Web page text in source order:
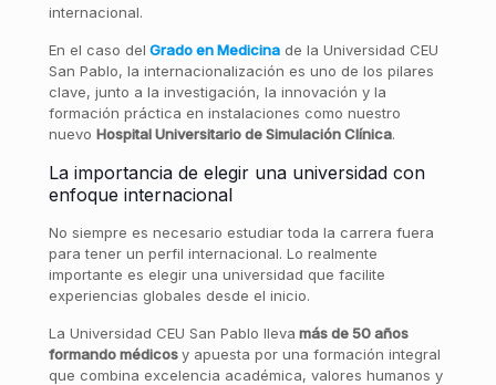
internacional.
En el caso del Grado en Medicinade la Universidad CEU
San Pablo, la internacionalización es uno de los pilares
clave, junto a la investigación, la innovación y la
formación práctica en instalaciones como nuestro
nuevo Hospital Universitario de Simulación Clínica.
La importancia de elegir una universidad con
enfoque internacional
No siempre es necesario estudiar toda la carrera fuera
para tener un perfil internacional. Lo realmente
importante es elegir una universidad que facilite
experiencias globales desde el inicio.
La Universidad CEU San Pablo lleva más de 50 años
formando médicosy apuesta por una formación integral
que combina excelencia académica, valores humanos y